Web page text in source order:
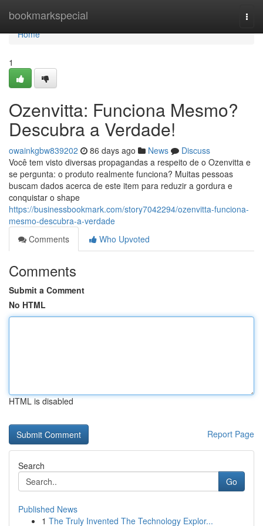
bookmarkspecial
Home
Home
1
Ozenvitta: Funciona Mesmo?
Descubra a Verdade!
owainkgbw839202 86 days ago News
Discuss
Você tem visto diversas propagandas a respeito de o Ozenvitta e
se pergunta: o produto realmente funciona? Muitas pessoas
buscam dados acerca de este item para reduzir a gordura e
conquistar o shape
https://businessbookmark.com/story7042294/ozenvitta-funciona-
mesmo-descubra-a-verdade
Comments
Who Upvoted
Comments
Submit a Comment
No HTML
HTML is disabled
Report Page
Search
Go
Published News
1 The Truly Invented The Technology Explor...